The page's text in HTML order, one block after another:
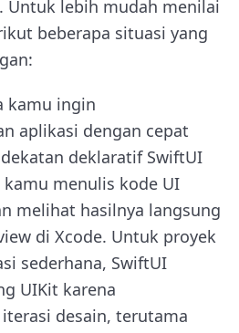
lebih mudah menilai
beberapa situasi yang
kamu ingin
aplikasi dengan cepat
deklaratif SwiftUI
menulis kode UI
melihat hasilnya langsung
di Xcode. Untuk proyek
sederhana, SwiftUI
UIKit karena
desain, terutama